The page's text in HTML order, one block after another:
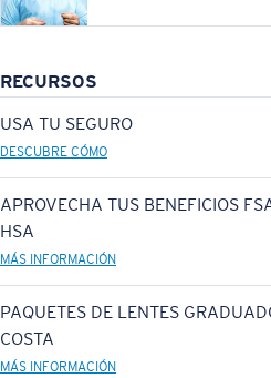
RECURSOS
USA TU SEGURO
DESCUBRE CÓMO
APROVECHA TUS BENEFICIOS
HSA
MÁS INFORMACIÓN
PAQUETES DE LENTES
COSTA
MÁS INFORMACIÓN